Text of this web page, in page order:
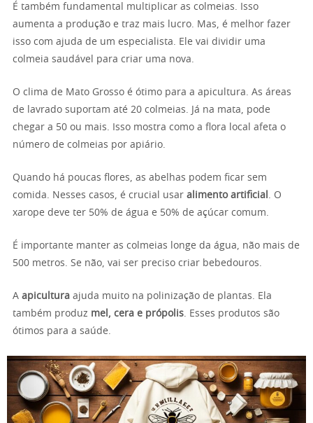
É também fundamental multiplicar as colmeias. Isso
aumenta a produção e traz mais lucro. Mas, é melhor fazer
isso com ajuda de um especialista. Ele vai dividir uma
colmeia saudável para criar uma nova.
O clima de Mato Grosso é ótimo para a apicultura. As áreas
de lavrado suportam até 20 colmeias. Já na mata, pode
chegar a 50 ou mais. Isso mostra como a flora local afeta o
número de colmeias por apiário.
Quando há poucas flores, as abelhas podem ficar sem
comida. Nesses casos, é crucial usar alimento artificial . O
xarope deve ter 50% de água e 50% de açúcar comum.
É importante manter as colmeias longe da água, não mais de
500 metros. Se não, vai ser preciso criar bebedouros.
A apicultura ajuda muito na polinização de plantas. Ela
também produz mel, cera e própolis. Esses produtos são
ótimos para a saúde.